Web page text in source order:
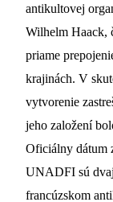
antikultovej
Wilhelm Haack,
priame
krajinách. V
vytvorenie
jeho založení
Oficiálny dátum
UNADFI sú
francúzskom